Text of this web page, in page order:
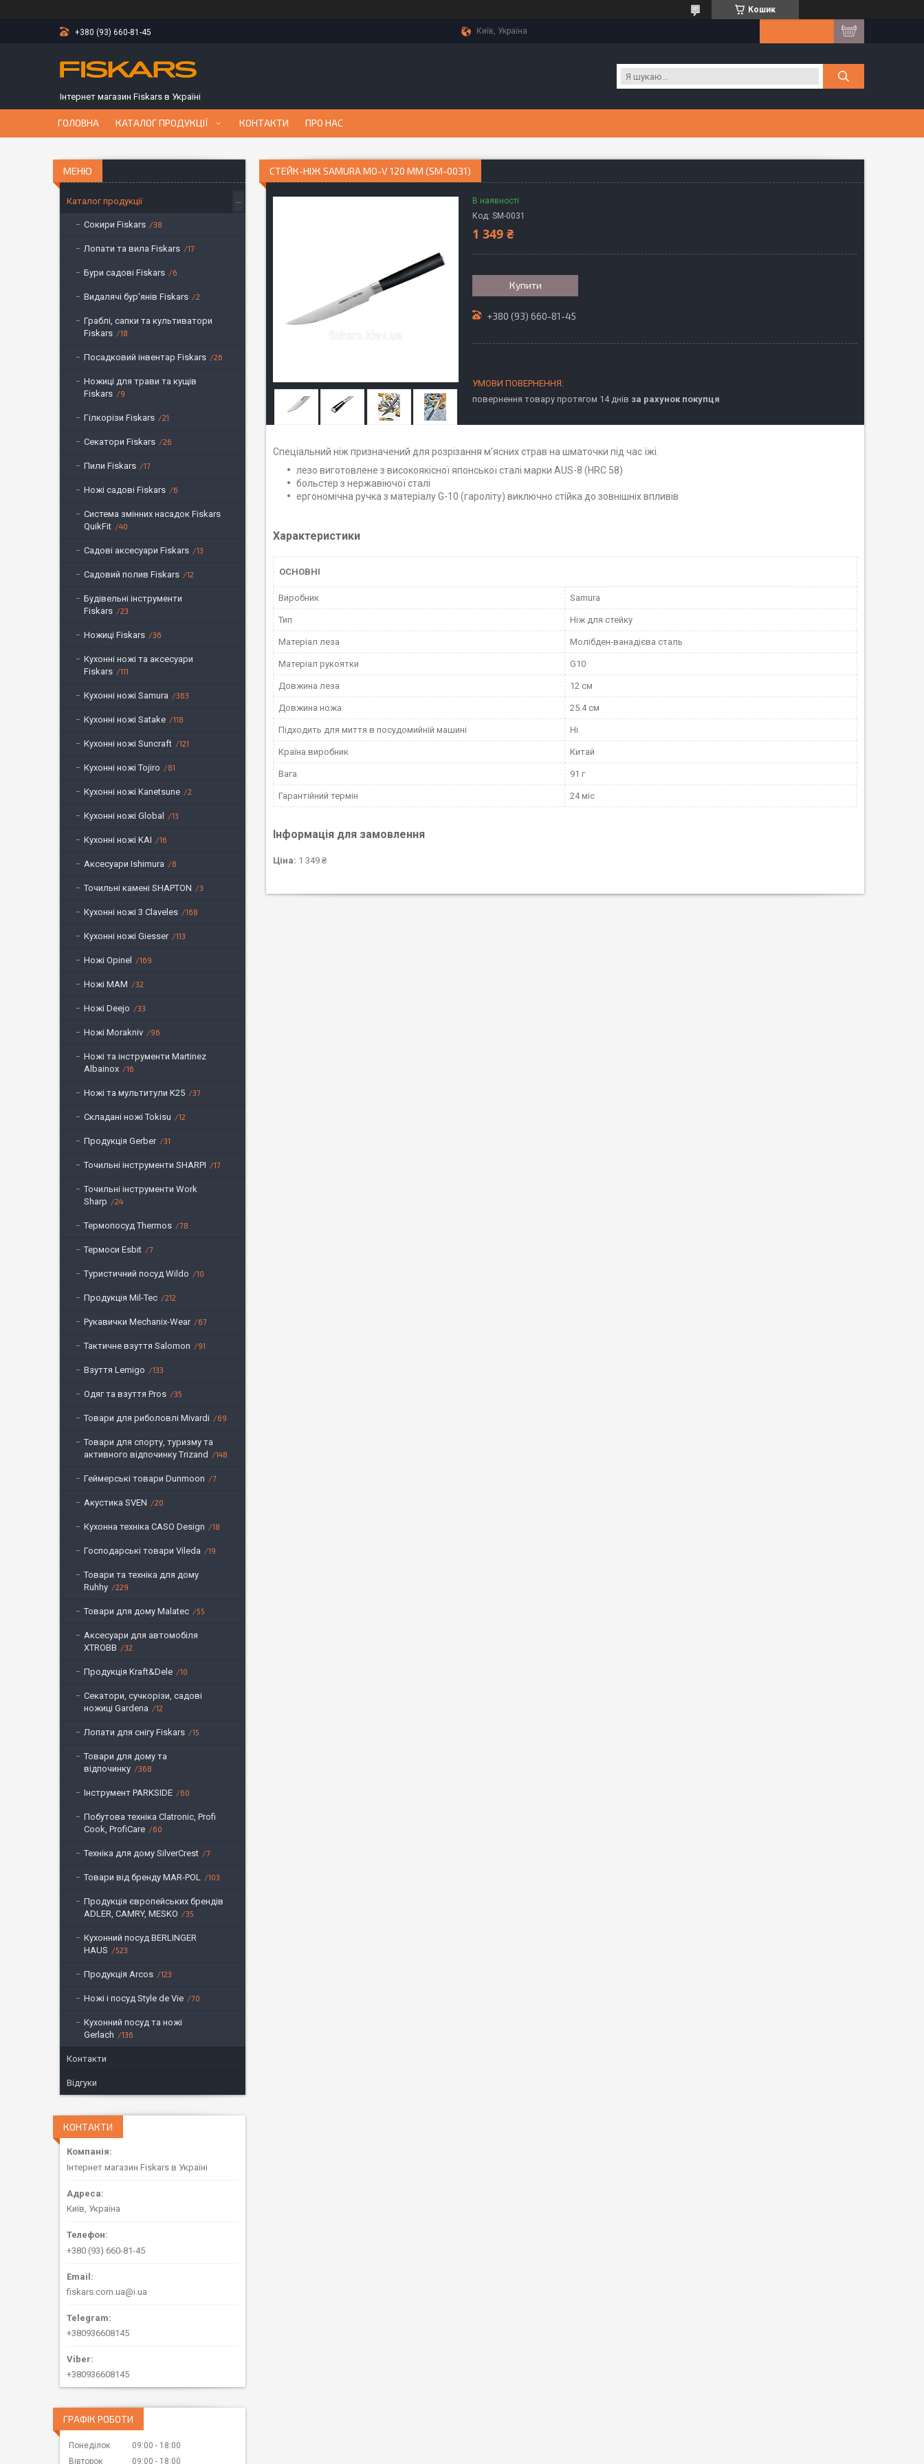
Кошик
+380 (93) 660-81-45 Київ, Україна
Інтернет магазин Fiskars в Україні
ГОЛОВНА КАТАЛОГ ПРОДУКЦІЇ КОНТАКТИ ПРО НАС
СТЕЙК-НІЖ SAMURA MO-V 120 ММ (SM-0031)
В наявності
Код: SM-0031
1 349 ₴
Купити
+380 (93) 660-81-45
повернення товару протягом 14 днів за рахунок покупця
Спеціальний ніж призначений для розрізання м'ясних страв на шматочки під час їжі.
лезо виготовлене з високоякісної японської сталі марки AUS-8 (HRC 58)
больстер з нержавіючої сталі
ергономічна ручка з матеріалу G-10 (гароліту) виключно стійка до зовнішніх впливів
Характеристики
ОСНОВНІ
Виробник Samura
Тип Ніж для стейку
Матеріал леза Молібден-ванадієва сталь
Матеріал рукоятки G10
Довжина леза 12 см
Довжина ножа 25.4 см
Підходить для миття в посудомийній машині Ні
Країна виробник Китай
Вага 91 г
Гарантійний термін 24 міс
Інформація для замовлення
Ціна: 1 349 ₴
Каталог продукції
Сокири Fiskars 38
Лопати та вила Fiskars 17
Бури садові Fiskars 6
Видалячі бур'янів Fiskars 2
Граблі, сапки та культиватори
Fiskars
18
Посадковий інвентар Fiskars 26
Ножиці для трави та кущів
Fiskars
9
Гілкорізи Fiskars 21
Секатори Fiskars 26
Пили Fiskars 17
Ножі садові Fiskars 6
Система змінних насадок Fiskars
QuikFit
40
Садові аксесуари Fiskars 13
Садовий полив Fiskars 12
Будівельні інструменти
Fiskars
23
Ножиці Fiskars 36
Кухонні ножі та аксесуари
Fiskars
111
Кухонні ножі Samura 363
Кухонні ножі Satake 118
Кухонні ножі Suncraft 121
Кухонні ножі Tojiro 81
Кухонні ножі Kanetsune 2
Кухонні ножі Global 13
Кухонні ножі KAI 16
Аксесуари Ishimura 8
Точильні камені SHAPTON 3
Кухонні ножі 3 Claveles 168
Кухонні ножі Giesser 113
Ножі Opinel 169
Ножі MAM 32
Ножі Deejo 33
Ножі Morakniv 96
Ножі та інструменти Martinez
Albainox
16
Ножі та мультитули K25 37
Складані ножі Tokisu 12
Продукція Gerber 31
Точильні інструменти SHARPI 17
Точильні інструменти Work
Sharp
24
Термопосуд Thermos 78
Термоси Esbit 7
Туристичний посуд Wildo 10
Продукція Mil-Tec 212
Рукавички Mechanix-Wear 67
Тактичне взуття Salomon 91
Взуття Lemigo 133
Одяг та взуття Pros 35
Товари для риболовлі Mivardi 69
Товари для спорту, туризму та
активного відпочинку Trizand
148
Геймерські товари Dunmoon 7
Акустика SVEN 20
Кухонна техніка CASO Design 18
Господарські товари Vileda 19
Товари та техніка для дому
Ruhhy
229
Товари для дому Malatec 55
Аксесуари для автомобіля
XTROBB
32
Продукція Kraft&Dele 10
Секатори, сучкорізи, садові
ножиці Gardena
12
Лопати для снігу Fiskars 15
Товари для дому та
відпочинку
368
Інструмент PARKSIDE 60
Побутова техніка Clatronic, Profi
Cook, ProfiCare
60
Техніка для дому SilverCrest 7
Товари від бренду MAR-POL 103
Продукція європейських брендів
ADLER, CAMRY, MESKO
35
Кухонний посуд BERLINGER
HAUS
523
Продукція Arcos 123
Ножі і посуд Style de Vie 70
Кухонний посуд та ножі
Gerlach
136
Контакти
Відгуки
КОНТАКТИ
Інтернет магазин Fiskars в Україні
Київ, Україна
+380 (93) 660-81-45
fiskars.com.ua@i.ua
+380936608145
+380936608145
ГРАФІК РОБОТИ
Понеділок 09:00
18:00
Вівторок
09:00 18:00